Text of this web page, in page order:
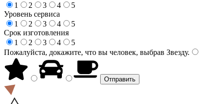
1
2 3 4
5
Уровень сервиса
1
2 3 4
5
Срок изготовления
1
2 3 4
5
Пожалуйста, докажите, что вы человек, выбрав Звезду.